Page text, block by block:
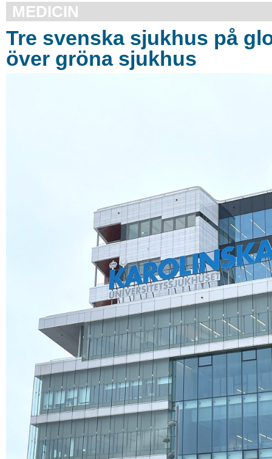
MEDICIN
Tre svenska sjukhus på
över gröna sjukhus